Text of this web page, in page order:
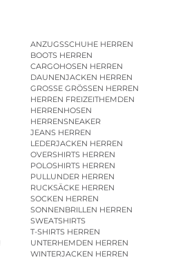
ANZUGSSCHUHE HERREN
BOOTS HERREN
CARGOHOSEN HERREN
DAUNENJACKEN HERREN
GROSSE GRÖSSEN HERREN
HERREN FREIZEITHEMDEN
HERRENHOSEN
HERRENSNEAKER
JEANS HERREN
LEDERJACKEN HERREN
OVERSHIRTS HERREN
POLOSHIRTS HERREN
PULLUNDER HERREN
RUCKSÄCKE HERREN
SOCKEN HERREN
SONNENBRILLEN HERREN
SWEATSHIRTS
T-SHIRTS HERREN
UNTERHEMDEN HERREN
WINTERJACKEN HERREN